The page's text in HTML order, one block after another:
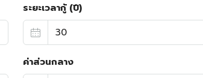
ระยะเวลากู้ (ปี)
ค่าส่วนกลาง